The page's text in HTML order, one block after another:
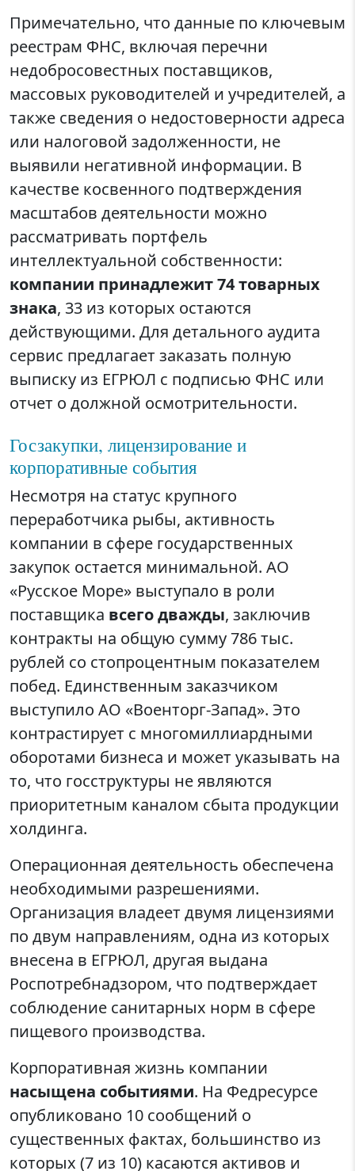
Примечательно, что данные по ключевым
реестрам ФНС, включая перечни
недобросовестных поставщиков,
массовых руководителей и учредителей, а
также сведения о недостоверности адреса
или налоговой задолженности, не
выявили негативной информации. В
качестве косвенного подтверждения
масштабов деятельности можно
рассматривать портфель
интеллектуальной собственности:
компании принадлежит 74 товарных
знака, 33 из которых остаются
действующими. Для детального аудита
сервис предлагает заказать полную
выписку из ЕГРЮЛ с подписью ФНС или
отчет о должной осмотрительности.
Госзакупки, лицензирование и
корпоративные события
Несмотря на статус крупного
переработчика рыбы, активность
компании в сфере государственных
закупок остается минимальной. АО
«Русское Море» выступало в роли
поставщика всего дважды, заключив
контракты на общую сумму 786 тыс.
рублей со стопроцентным показателем
побед. Единственным заказчиком
выступило АО «Военторг-Запад». Это
контрастирует с многомиллиардными
оборотами бизнеса и может указывать на
то, что госструктуры не являются
приоритетным каналом сбыта продукции
холдинга.
Операционная деятельность обеспечена
необходимыми разрешениями.
Организация владеет двумя лицензиями
по двум направлениям, одна из которых
внесена в ЕГРЮЛ, другая выдана
Роспотребнадзором, что подтверждает
соблюдение санитарных норм в сфере
пищевого производства.
Корпоративная жизнь компании
насыщена событиями. На Федресурсе
опубликовано 10 сообщений о
существенных фактах, большинство из
которых (7 из 10) касаются активов и